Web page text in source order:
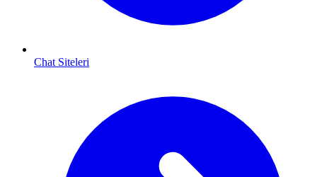
Chat Siteleri